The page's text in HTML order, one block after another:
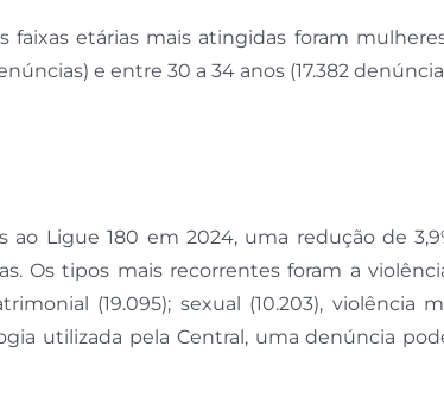
faixas etárias mais atingidas foram
e entre 30 a 34 anos (17.382
ao Ligue 180 em 2024, uma redução de
Os tipos mais recorrentes foram a
(19.095); sexual (10.203), violência
utilizada pela Central, uma denúncia